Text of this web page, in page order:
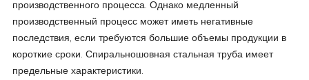
производственного процесса. Однако медленный
производственный процесс может иметь негативные
последствия, если требуются большие объемы продукции в
короткие сроки. Спиральношовная стальная труба имеет
предельные характеристики.